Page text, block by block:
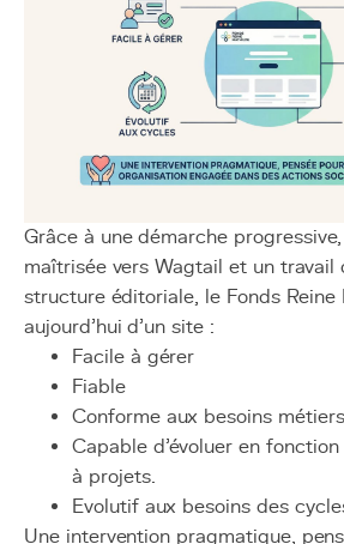
Grâce à une démarche
maîtrisée vers Wagtail et un travail
structure éditoriale, le Fonds
aujourd’hui d’un site :
Facile à gérer
Fiable
Conforme aux besoins métiers
Capable d’évoluer en
à projets.
Evolutif aux besoins des
Une intervention pragmatique,